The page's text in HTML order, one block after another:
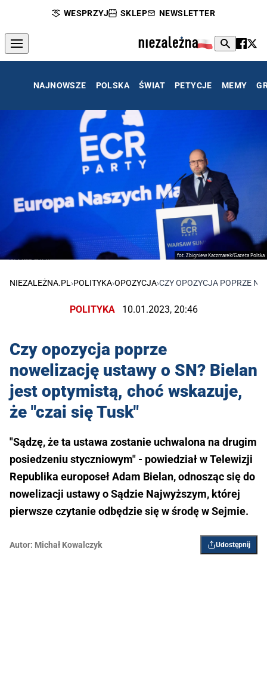
WESPRZYJ SKLEP NEWSLETTER
NAJNOWSZE POLSKA ŚWIAT PETYCJE MEMY
fot. Zbigniew Kaczmarek/Gazeta Polska
Adam Bielan
NIEZALEŻNA.PL ›POLITYKA›OPOZYCJA›CZY OPOZYCJA POPRZE
POLITYKA 10.01.2023, 20:46
Czy opozycja poprze
nowelizację ustawy o SN? Bielan
jest optymistą, choć wskazuje,
że "czai się Tusk"
"Sądzę, że ta ustawa zostanie uchwalona na drugim
posiedzeniu styczniowym" - powiedział w Telewizji
Republika europoseł Adam Bielan, odnosząc się do
nowelizacji ustawy o Sądzie Najwyższym, której
pierwsze czytanie odbędzie się w środę w Sejmie.
Autor: Michał Kowalczyk Udostępnij